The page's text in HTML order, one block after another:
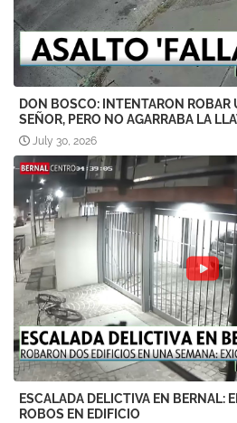
DON BOSCO: INTENTARON ROBAR
SEÑOR, PERO NO AGARRABA LA
July 30, 2026
ESCALADA DELICTIVA EN BERNAL:
ROBOS EN EDIFICIO